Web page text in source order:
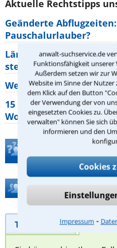
anwalt-suchservice.de
Funktionsfähigkeit unserer
Außerdem setzen wir zur
Website im Sinne der
dem Klick auf den Button
der Verwendung der von
eingesetzten Cookies zu.
verwalten" können Sie sich
informieren und den
Cookies
Impressum ⁃
Aktuelle Rechtstipps
Geänderte
Pauschalurlauber?
Lärm von den
stehen mir zu?
Wer muss
15 elementare Rechte,
Wohnungseigentümer
Hilfe bei Ihrer
Telefonhilfe